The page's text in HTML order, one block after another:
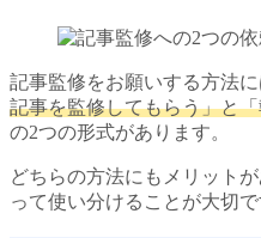
記事監修をお願いする方法
記事を監修してもらう」と
の2つの形式があります。
どちらの方法にもメリット
って使い分けることが大切で